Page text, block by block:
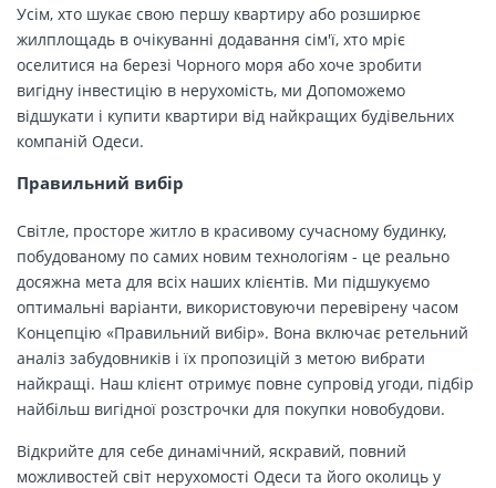
Усім, хто шукає свою першу квартиру або розширює
жилплощадь в очікуванні додавання сім'ї, хто мріє
оселитися на березі Чорного моря або хоче зробити
вигідну інвестицію в нерухомість, ми Допоможемо
відшукати і купити квартири від найкращих будівельних
компаній Одеси.
Правильний вибір
Світле, просторе житло в красивому сучасному будинку,
побудованому по самих новим технологіям - це реально
досяжна мета для всіх наших клієнтів. Ми підшукуємо
оптимальні варіанти, використовуючи перевірену часом
Концепцію «Правильний вибір». Вона включає ретельний
аналіз забудовників і їх пропозицій з метою вибрати
найкращі. Наш клієнт отримує повне супровід угоди, підбір
найбільш вигідної розстрочки для покупки новобудови.
Відкрийте для себе динамічний, яскравий, повний
можливостей світ нерухомості Одеси та його околиць у